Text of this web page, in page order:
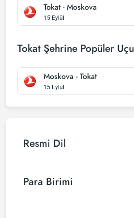
Tokat - Moskova
15 Eylül
Tokat Şehrine Popüler
Moskova - Tokat
15 Eylül
Resmi Dil
Para Birimi